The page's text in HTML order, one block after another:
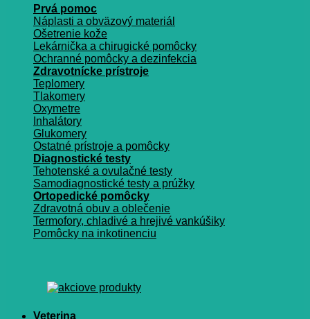
Prvá pomoc
Náplasti a obväzový materiál
Ošetrenie kože
Lekárnička a chirugické pomôcky
Ochranné pomôcky a dezinfekcia
Zdravotnícke prístroje
Teplomery
Tlakomery
Oxymetre
Inhalátory
Glukomery
Ostatné prístroje a pomôcky
Diagnostické testy
Tehotenské a ovulačné testy
Samodiagnostické testy a prúžky
Ortopedické pomôcky
Zdravotná obuv a oblečenie
Termofory, chladivé a hrejivé vankúšiky
Pomôcky na inkotinenciu
Veterina